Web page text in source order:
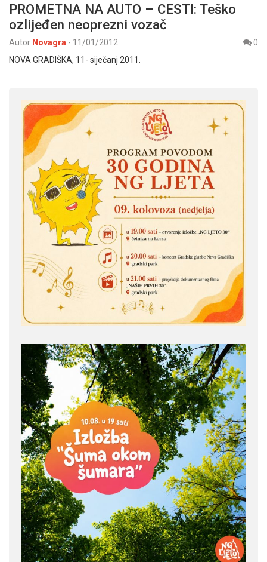
PROMETNA NA AUTO – CESTI: Teško
ozlijeđen neoprezni vozač
Autor Novagra - 11/01/2012
0
NOVA GRADIŠKA, 11- siječanj 2011.